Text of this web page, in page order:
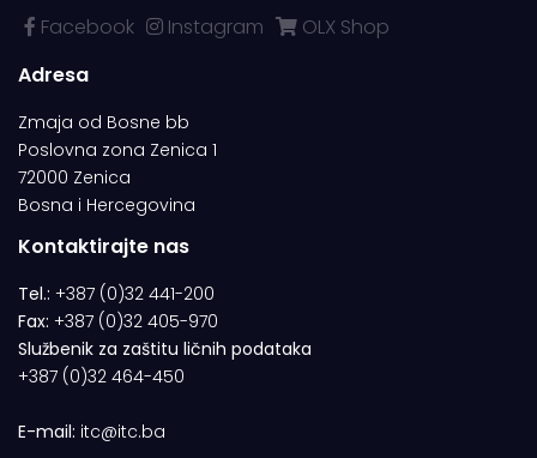
Facebook Instagram
OLX Shop
Adresa
Zmaja od Bosne bb
Poslovna zona Zenica 1
72000 Zenica
Bosna i Hercegovina
Kontaktirajte nas
Tel.: +387 (0)32 441-200
Fax: +387 (0)32 405-970
Službenik za zaštitu ličnih podataka
+387 (0)32 464-450
E-mail: itc@itc.ba